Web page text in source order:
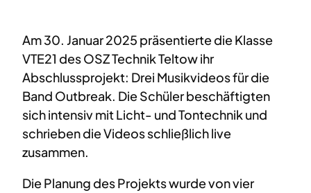
Am 30. Januar 2025 präsentierte die Klasse
VTE21 des OSZ Technik Teltow ihr
Abschlussprojekt: Drei Musikvideos für die
Band Outbreak. Die Schüler beschäftigten
sich intensiv mit Licht- und Tontechnik und
schrieben die Videos schließlich live
zusammen.
Die Planung des Projekts wurde von vier